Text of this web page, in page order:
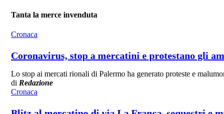
Tanta la merce invenduta
Cronaca
Coronavirus, stop a mercatini e protestano gli
Lo stop ai mercati rionali di Palermo ha generato proteste e
di Redazione
Cronaca